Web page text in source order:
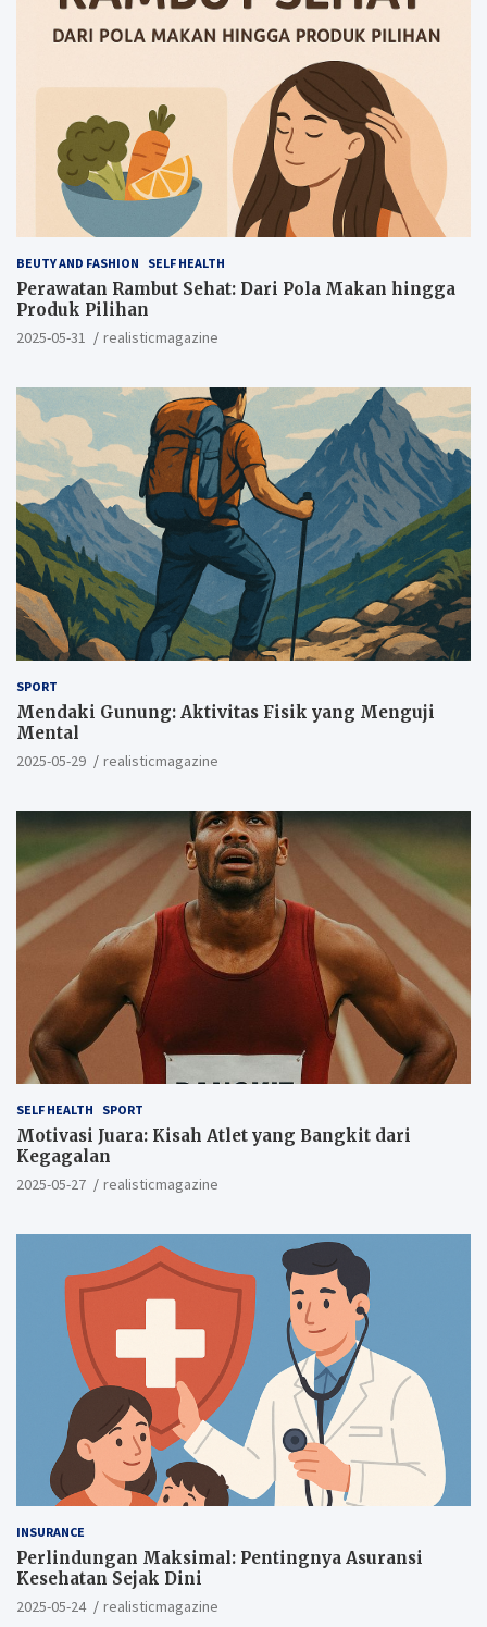
BEUTY AND FASHION SELF HEALTH
Perawatan Rambut Sehat: Dari Pola Makan hingga
Produk Pilihan
2025-05-31 realisticmagazine
SPORT
Mendaki Gunung: Aktivitas Fisik yang Menguji
Mental
2025-05-29 realisticmagazine
SELF HEALTH SPORT
Motivasi Juara: Kisah Atlet yang Bangkit dari
Kegagalan
2025-05-27 realisticmagazine
INSURANCE
Perlindungan Maksimal: Pentingnya Asuransi
Kesehatan Sejak Dini
2025-05-24 realisticmagazine